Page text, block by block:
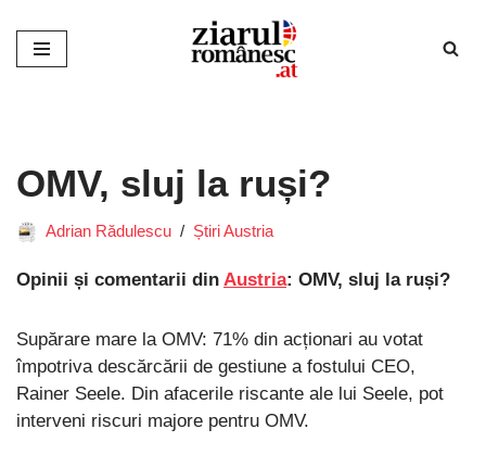
Sari
OMV, sluj la ruși?
Adrian Rădulescu Știri Austria
Opinii și comentarii din Austria: OMV, sluj la ruși?
Supărare mare la OMV: 71% din acționari au votat
împotriva descărcării de gestiune a fostului CEO,
Rainer Seele. Din afacerile riscante ale lui Seele, pot
interveni riscuri majore pentru OMV.